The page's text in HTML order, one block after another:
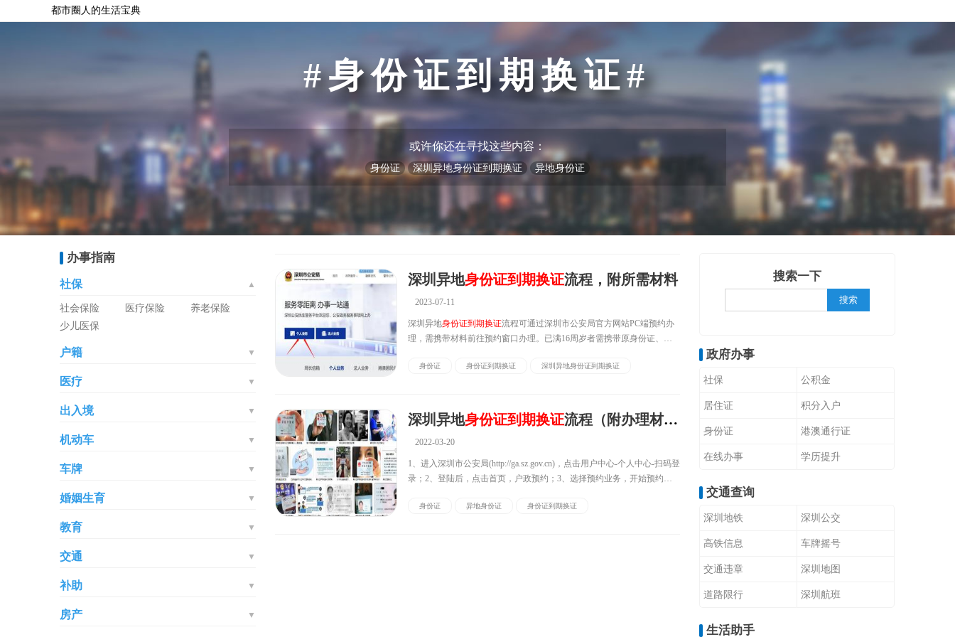
都市圈人的生活宝典
身份证到期换证
或许你还在寻找这些内容：
身份证 深圳异地身份证到期换证 异地身份证
办事指南
社保 ▲
社会保险 医疗保险
养老保险
少儿医保
户籍 ▼
医疗 ▼
出入境 ▼
机动车 ▼
车牌 ▼
婚姻生育 ▼
教育 ▼
交通 ▼
补助 ▼
房产 ▼
深圳异地身份证到期换证流程，附所需材料
2023-07-11
深圳异地身份证到期换证流程可通过深圳市公安局官方网站PC端预约办
理，需携带材料前往预约窗口办理。已满16周岁者需携带原身份证、数
料。身份证 身份证到期换证 深圳异地身份证到期换证
深圳异地身份证到期换证流程（附办理材料）
2022-03-20
1、进入深圳市公安局(http://ga.sz.gov.cn)，点击用户中心-个人中心-扫码登
录；2、登陆后，点击首页，户政预约​；3、选择预约业务，开始预约；
身份证 异地身份证 身份证到期换证
搜索一下
搜索
政府办事
社保 公积金
居住证 积分入户
身份证 港澳通行证
在线办事 学历提升
交通查询
深圳地铁 深圳公交
高铁信息 车牌摇号
交通违章 深圳地图
道路限行 深圳航班
生活助手